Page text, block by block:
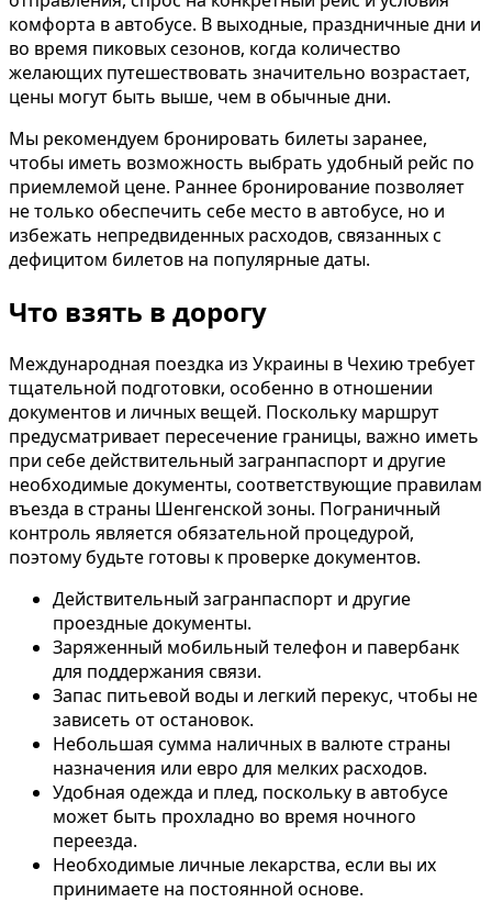
комфорта в автобусе. В выходные, праздничные дни и
во время пиковых сезонов, когда количество
желающих путешествовать значительно возрастает,
цены могут быть выше, чем в обычные дни.
Мы рекомендуем бронировать билеты заранее,
чтобы иметь возможность выбрать удобный рейс по
приемлемой цене. Раннее бронирование позволяет
не только обеспечить себе место в автобусе, но и
избежать непредвиденных расходов, связанных с
дефицитом билетов на популярные даты.
Что взять в дорогу
Международная поездка из Украины в Чехию требует
тщательной подготовки, особенно в отношении
документов и личных вещей. Поскольку маршрут
предусматривает пересечение границы, важно иметь
при себе действительный загранпаспорт и другие
необходимые документы, соответствующие правилам
въезда в страны Шенгенской зоны. Пограничный
контроль является обязательной процедурой,
поэтому будьте готовы к проверке документов.
Действительный загранпаспорт и другие
проездные документы.
Заряженный мобильный телефон и павербанк
для поддержания связи.
Запас питьевой воды и легкий перекус, чтобы не
зависеть от остановок.
Небольшая сумма наличных в валюте страны
назначения или евро для мелких расходов.
Удобная одежда и плед, поскольку в автобусе
может быть прохладно во время ночного
переезда.
Необходимые личные лекарства, если вы их
принимаете на постоянной основе.